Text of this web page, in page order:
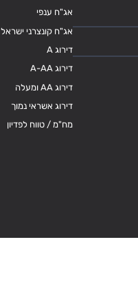
אג"ח ענפי
אג"ח קונצרני ישראל
דירוג A
דירוג A-AA
דירוג AA ומעלה
דירוג אשראי נמוך
מח"מ / טווח לפדיון